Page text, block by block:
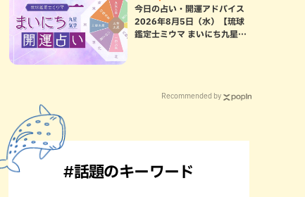
今日の占い・開運アドバイス
2026年8月5日（水）【琉球
鑑定士ミウマ まいにち九星気
Recommended by
#話題のキーワード